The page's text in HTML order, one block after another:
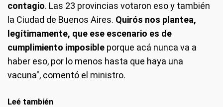
contagio. Las 23 provincias votaron eso y también
la Ciudad de Buenos Aires. Quirós nos plantea,
legítimamente, que ese escenario es de
cumplimiento imposible porque acá nunca va a
haber eso, por lo menos hasta que haya una
vacuna", comentó el ministro.
Leé también